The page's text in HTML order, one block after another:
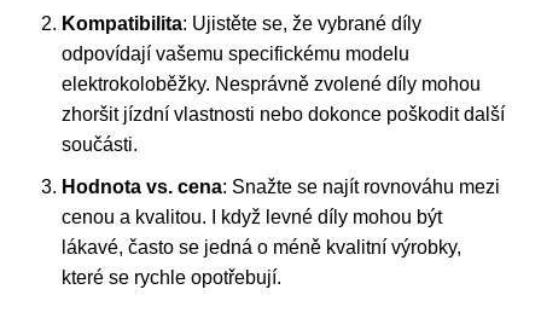
Kompatibilita: Ujistěte se, že vybrané díly
odpovídají vašemu specifickému modelu
elektrokoloběžky. Nesprávně zvolené díly mohou
zhoršit jízdní vlastnosti nebo dokonce poškodit další
součásti.
Hodnota vs. cena: Snažte se najít rovnováhu mezi
cenou a kvalitou. I když levné díly mohou být
lákavé, často se jedná o méně kvalitní výrobky,
které se rychle opotřebují.